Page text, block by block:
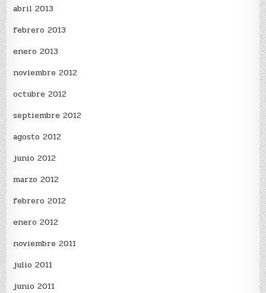
abril 2013
febrero 2013
enero 2013
noviembre 2012
octubre 2012
septiembre 2012
agosto 2012
junio 2012
marzo 2012
febrero 2012
enero 2012
noviembre 2011
julio 2011
junio 2011